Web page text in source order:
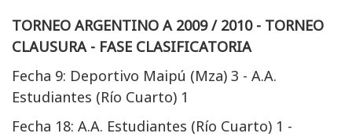
TORNEO ARGENTINO A 2009 / 2010 - TORNEO
CLAUSURA - FASE CLASIFICATORIA
Fecha 9: Deportivo Maipú (Mza) 3 - A.A.
Estudiantes (Río Cuarto) 1
Fecha 18: A.A. Estudiantes (Río Cuarto) 1 -